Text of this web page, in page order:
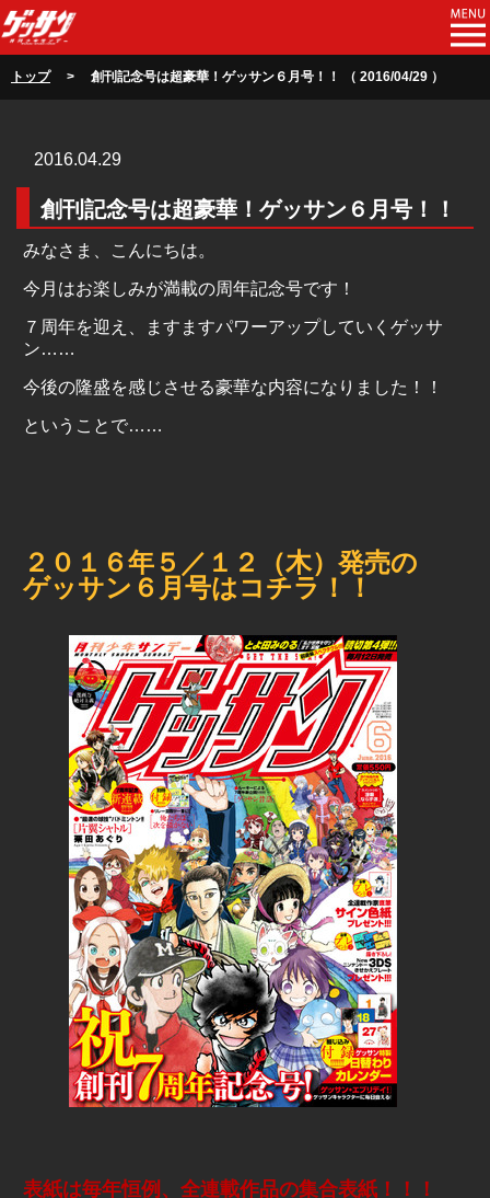
トップ> 創刊記念号は超豪華！ゲッサン６月号！！ （ 2016/04/29 ）
2016.04.29
創刊記念号は超豪華！ゲッサン６月号！！
みなさま、こんにちは。
今月はお楽しみが満載の周年記念号です！
７周年を迎え、ますますパワーアップしていくゲッサ
ン……
今後の隆盛を感じさせる豪華な内容になりました！！
ということで……
２０１６年５／１２（木）発売の
ゲッサン６月号はコチラ！！
表紙は毎年恒例、全連載作品の集合表紙！！！